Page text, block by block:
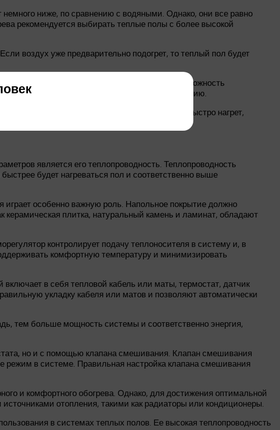
ниже, по сравнению с водяными. Однако, они все равно
рекомендуется выбирать теплые полы с более высокой
воздух уже предварительно подогрет, то теплый пол будет
температуры. Многие системы предлагают возможность
комфортных условий и сэкономить энергию.
прогрева. Если вам важно, чтобы пол был быстро нагрет,
является его теплопроводность. Теплопроводность
будет нагреваться пол и соответственно выше
играет особенно важную роль. Напольное покрытие должно
плитка, натуральный камень и ламинат, обладают
контролирует подачу теплоносителя в систему и, в
комфортную температуру и минимизировать
в себя тепловой кабель или маты, термостат, датчик
укладку кабеля или матов и позволяют автоматически
тем больше мощность системы и соответственно энергия,
но и с помощью клапана смешивания. Клапан смешивания
режим в системе. Правильная настройка клапана смешивания
и комфортного обогрева. Однако, для достижения оптимальной
отопления, такими как радиаторы или кондиционеры.
в системах теплых полов. Ее высокая теплопроводность